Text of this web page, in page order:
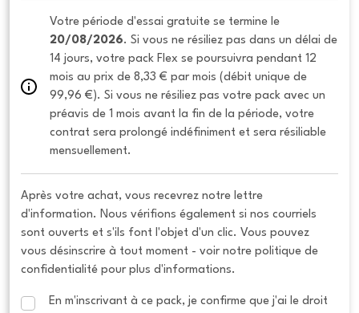
20/08/2026. Si vous ne résiliez pas dans un délai de
14 jours, votre pack Flex se poursuivra pendant 12
mois au prix de 8,33 € par mois (débit unique de
99,96 €). Si vous ne résiliez pas votre pack avec un
préavis de 1 mois avant la fin de la période, votre
contrat sera prolongé indéfiniment et sera résiliable
mensuellement.
Après votre achat, vous recevrez notre lettre
d'information. Nous vérifions également si nos courriels
sont ouverts et s'ils font l'objet d'un clic. Vous pouvez
vous désinscrire à tout moment - voir notre politique de
confidentialité pour plus d'informations.
En m'inscrivant à ce pack, je confirme que j'ai le droit